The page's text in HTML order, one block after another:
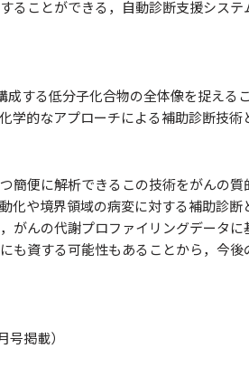
ることができる，自動診断支援シス
する低分子化合物の全体像を捉える
学的なアプローチによる補助診断技術
簡便に解析できるこの技術をがんの
化や境界領域の病変に対する補助診断
がんの代謝プロファイリングデータ
も資する可能性もあることから，今
号掲載）